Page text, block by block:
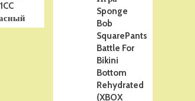
Sponge
Bob
SquarePants
Battle For
Bikini
Bottom
Rehydrated
(XBOX